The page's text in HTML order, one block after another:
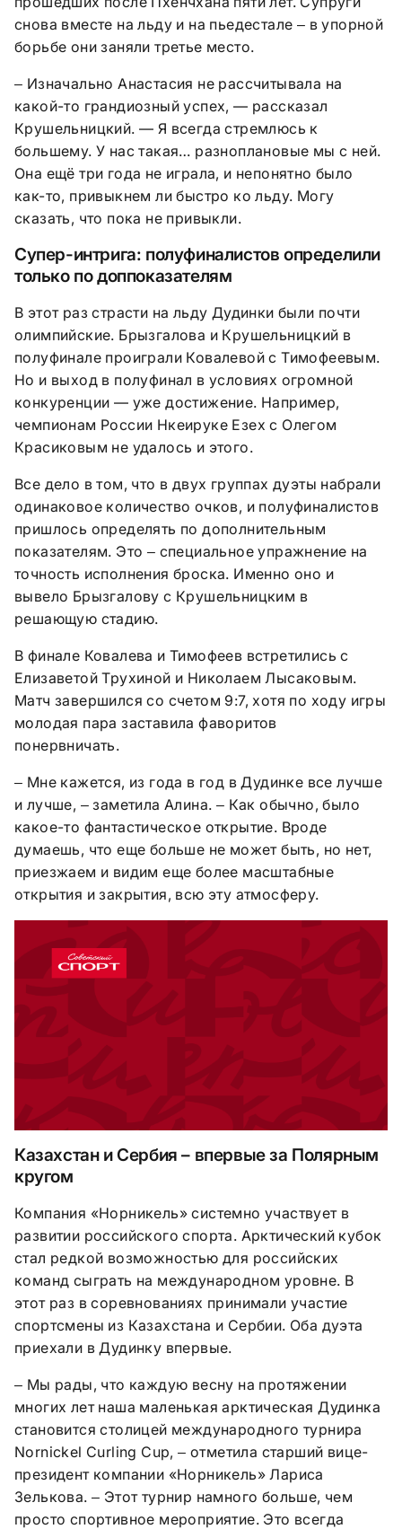
снова вместе на льду и на пьедестале – в упорной
борьбе они заняли третье место.
– Изначально Анастасия не рассчитывала на
какой-то грандиозный успех, — рассказал
Крушельницкий. — Я всегда стремлюсь к
большему. У нас такая… разноплановые мы с ней.
Она ещё три года не играла, и непонятно было
как-то, привыкнем ли быстро ко льду. Могу
сказать, что пока не привыкли.
Супер-интрига: полуфиналистов определили
только по доппоказателям
В этот раз страсти на льду Дудинки были почти
олимпийские. Брызгалова и Крушельницкий в
полуфинале проиграли Ковалевой с Тимофеевым.
Но и выход в полуфинал в условиях огромной
конкуренции — уже достижение. Например,
чемпионам России Нкеируке Езех с Олегом
Красиковым не удалось и этого.
Все дело в том, что в двух группах дуэты набрали
одинаковое количество очков, и полуфиналистов
пришлось определять по дополнительным
показателям. Это – специальное упражнение на
точность исполнения броска. Именно оно и
вывело Брызгалову с Крушельницким в
решающую стадию.
В финале Ковалева и Тимофеев встретились с
Елизаветой Трухиной и Николаем Лысаковым.
Матч завершился со счетом 9:7, хотя по ходу игры
молодая пара заставила фаворитов
понервничать.
– Мне кажется, из года в год в Дудинке все лучше
и лучше, – заметила Алина. – Как обычно, было
какое-то фантастическое открытие. Вроде
думаешь, что еще больше не может быть, но нет,
приезжаем и видим еще более масштабные
открытия и закрытия, всю эту атмосферу.
Казахстан и Сербия – впервые за Полярным
кругом
Компания «Норникель» системно участвует в
развитии российского спорта. Арктический кубок
стал редкой возможностью для российских
команд сыграть на международном уровне. В
этот раз в соревнованиях принимали участие
спортсмены из Казахстана и Сербии. Оба дуэта
приехали в Дудинку впервые.
– Мы рады, что каждую весну на протяжении
многих лет наша маленькая арктическая Дудинка
становится столицей международного турнира
Nornickel Curling Cup,– отметила старший вице-
президент компании «Норникель» Лариса
Зелькова.– Этот турнир намного больше, чем
просто спортивное мероприятие. Это всегда